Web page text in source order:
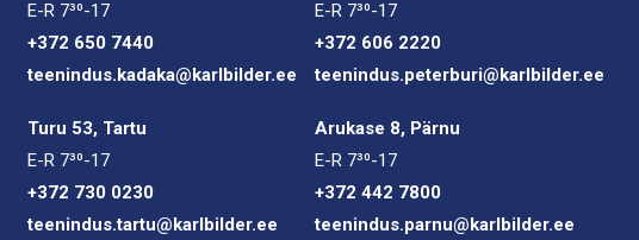
E-R 7³⁰-17
+372 650 7440
teenindus.kadaka@karlbilder.ee
E-R 7³⁰-17
+372 606 2220
teenindus.peterburi@karlbilder.ee
Turu 53, Tartu
E-R 7³⁰-17
+372 730 0230
teenindus.tartu@karlbilder.ee
Arukase 8, Pärnu
E-R 7³⁰-17
+372 442 7800
teenindus.parnu@karlbilder.ee